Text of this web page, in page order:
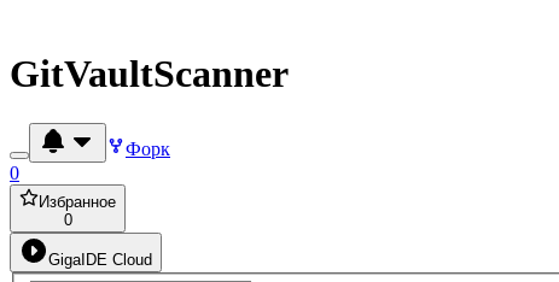
GitVaultScanner
Форк
0
Избранное
0
GigaIDE Cloud